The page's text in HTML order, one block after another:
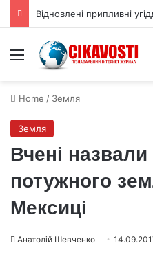
Menu
Home / Земля
Земля
Вчені
потужного
Мексиці
Анатолій Шевченко